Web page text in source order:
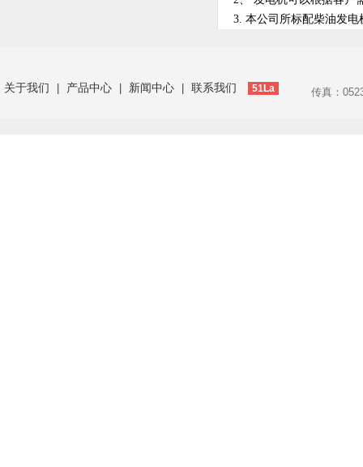
3. 本公司所标配柴油发
关于我们 产品中心 新闻中心 联系我们 51La 传真：